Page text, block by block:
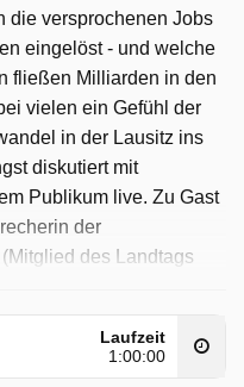
die versprochenen Jobs
eingelöst - und welche
fließen Milliarden in den
vielen ein Gefühl der
in der Lausitz ins
diskutiert mit
Publikum live. Zu Gast
der
des Landtags
Halle) *
Redakteur)
10.06.2026
Laufzeit
1:00:00